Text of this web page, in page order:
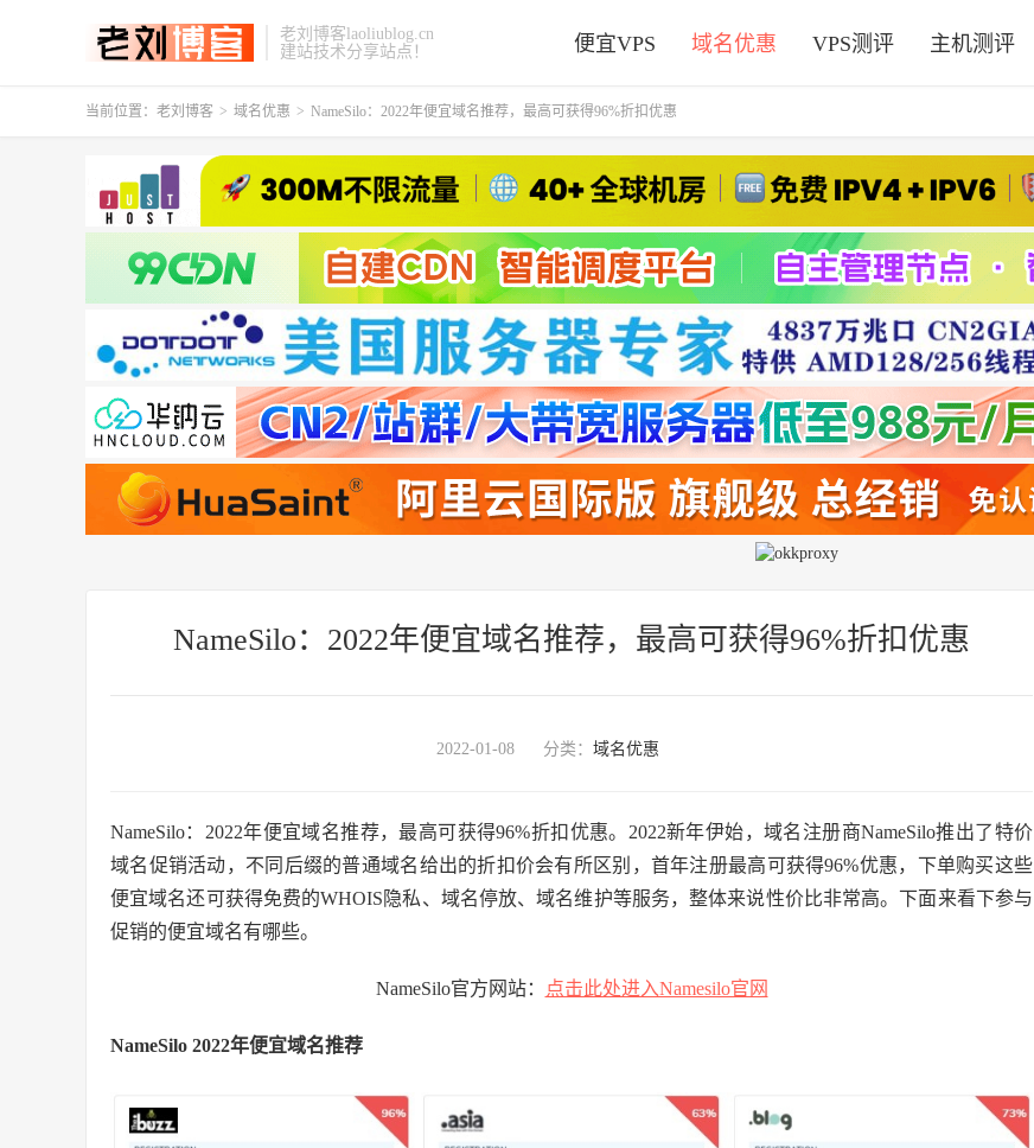
老刘博客laoliublog.cn
建站技术分享站点！
便宜VPS 域名优惠 VPS测评 主机测评
当前位置： 老刘博客 > 域名优惠 > NameSilo：2022年便宜域名推荐，最高可获得96%折扣优惠
NameSilo：2022年便宜域名推荐，最高可获得96%折扣优惠
2022-01-08 分类： 域名优惠
NameSilo：2022年便宜域名推荐，最高可获得96%折扣优惠。2022新年伊始，域名注册商NameSilo推出了特价
域名促销活动，不同后缀的普通域名给出的折扣价会有所区别，首年注册最高可获得96%优惠，下单购买这些
便宜域名还可获得免费的WHOIS隐私、域名停放、域名维护等服务，整体来说性价比非常高。下面来看下参与
促销的便宜域名有哪些。
NameSilo官方网站： 点击此处进入Namesilo官网
NameSilo 2022年便宜域名推荐